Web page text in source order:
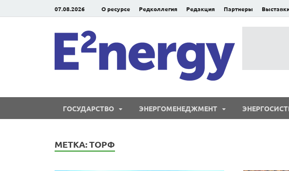
07.08.2026 О ресурсе Редколлегия Редакция Партнеры
ГОСУДАРСТВО ЭНЕРГОМЕНЕДЖМЕНТ
МЕТКА:ТОРФ